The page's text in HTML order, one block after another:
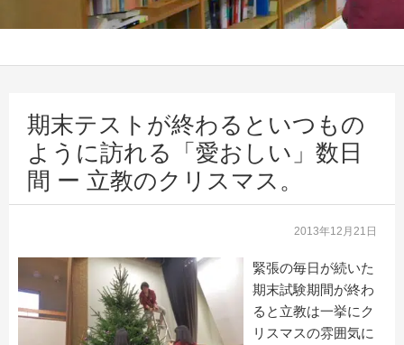
期末テストが終わるといつもの
ように訪れる「愛おしい」数日
間 ー 立教のクリスマス。
2013年12月21日
緊張の毎日が続いた
期末試験期間が終わ
ると立教は一挙にク
リスマスの雰囲気に